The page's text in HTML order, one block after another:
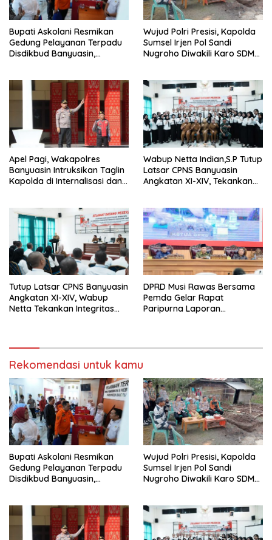
Bupati Askolani Resmikan
Gedung Pelayanan Terpadu
Disdikbud Banyuasin,
Wujud Polri Presisi, Kapolda
Sumsel Irjen Pol Sandi
Nugroho Diwakili Karo SDM
Huni
Apel Pagi, Wakapolres
Banyuasin Intruksikan Taglin
Kapolda di Internalisasi dan
Wabup Netta Indian,S.P Tutup
Latsar CPNS Banyuasin
Angkatan XI-XIV, Tekankan
Prima
Tutup Latsar CPNS Banyuasin
Angkatan XI-XIV, Wabup
Netta Tekankan Integritas
DPRD Musi Rawas Bersama
Pemda Gelar Rapat
Paripurna Laporan
Rekomendasi untuk kamu
Bupati Askolani Resmikan
Gedung Pelayanan Terpadu
Disdikbud Banyuasin,
Wujud Polri Presisi, Kapolda
Sumsel Irjen Pol Sandi
Nugroho Diwakili Karo SDM
Huni